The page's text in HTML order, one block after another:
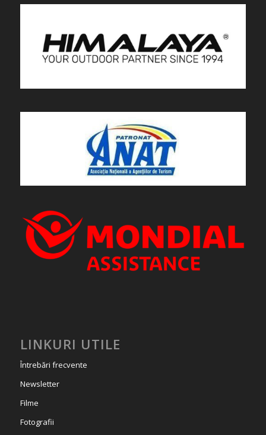
LINKURI UTILE
Întrebări frecvente
Newsletter
Filme
Fotografii